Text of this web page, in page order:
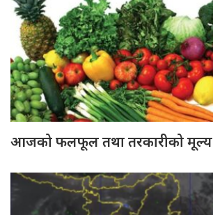
आजको फलफूल तथा तरकारीको मूल्य